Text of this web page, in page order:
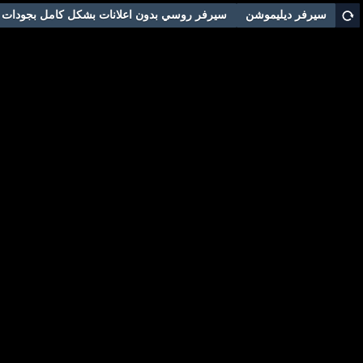
سيرفر ديليموشن سيرفر روسي بدون اعلانات بشكل كامل بجودات